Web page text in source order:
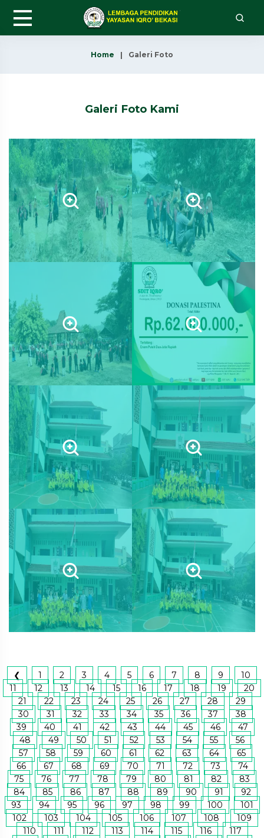
Home Galeri Foto
Galeri Foto Kami
❮ 1 2 3 4 5 6 7 8 9
10
11
12 13 14 15 16 17 18 19
20
21
22 23 24 25 26 27 28
29
30
31 32 33 34 35 36 37
38
39
40 41 42 43 44 45 46
47
48
49 50 51 52 53 54 55
56
57
58 59 60 61 62 63 64
65
66
67 68 69 70 71 72 73
74
75
76 77 78 79 80 81 82
83
84
85 86 87 88 89 90 91
92
93
94 95 96 97 98 99 100
101
102
103 104 105 106 107 108
109
110
111 112 113 114 115 116
117